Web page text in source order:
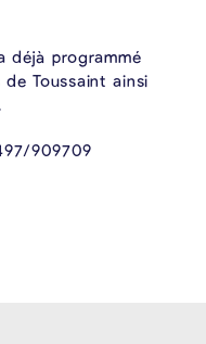
déjà programmé
Toussaint ainsi
909709